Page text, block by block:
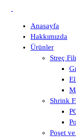
Anasayfa
Hakkımızda
Ürünler
Streç
Shrink
Poşet